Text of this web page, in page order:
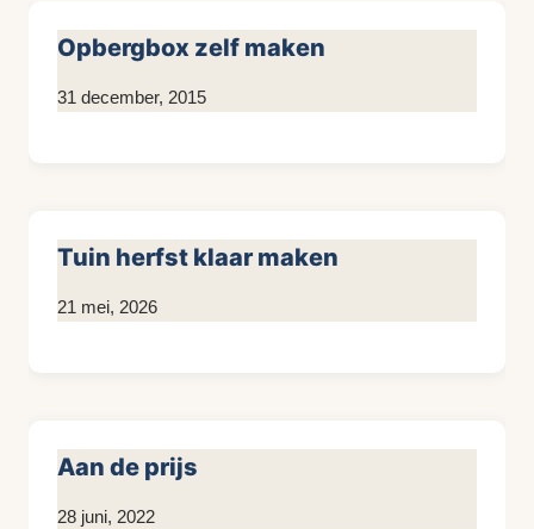
Opbergbox zelf maken
Door
31 december, 2015
Tuin herfst klaar maken
Door
21 mei, 2026
Aan de prijs
Door
28 juni, 2022